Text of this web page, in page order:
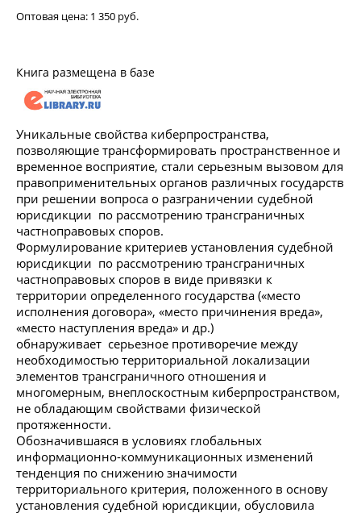
Оптовая цена: 1 350 руб.
Книга размещена в базе
Уникальные свойства киберпространства,
позволяющие трансформировать пространственное и
временное восприятие, стали серьезным вызовом для
правоприменительных органов различных государств
при решении вопроса о разграничении судебной
юрисдикции по рассмотрению трансграничных
частноправовых споров.
Формулирование критериев установления судебной
юрисдикции по рассмотрению трансграничных
частноправовых споров в виде привязки к
территории определенного государства («место
исполнения договора», «место причинения вреда»,
«место наступления вреда» и др.)
обнаруживает серьезное противоречие между
необходимостью территориальной локализации
элементов трансграничного отношения и
многомерным, внеплоскостным киберпространством,
не обладающим свойствами физической
протяженности.
Обозначившаяся в условиях глобальных
информационно-коммуникационных изменений
тенденция по снижению значимости
территориального критерия, положенного в основу
установления судебной юрисдикции, обусловила